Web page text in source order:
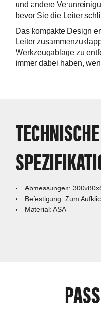
und andere
bevor Sie die Leiter
Das kompakte Design
Leiter
Werkzeugablage zu
immer dabei haben,
TECHNISCHE
Abmessungen:
Befestigung: Zum
Material: ASA